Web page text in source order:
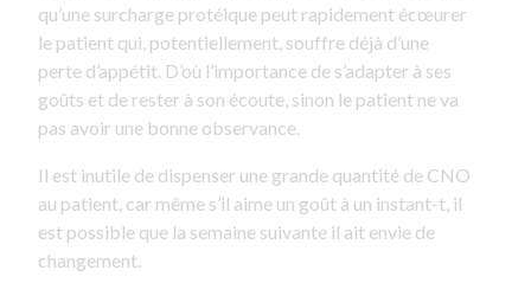
qu’une surcharge protéique peut rapidement écœurer
le patient qui, potentiellement, souffre déjà d’une
perte d’appétit. D’où l’importance de s’adapter à ses
goûts et de rester à son écoute, sinon le patient ne va
pas avoir une bonne observance.
Il est inutile de dispenser une grande quantité de CNO
au patient, car même s’il aime un goût à un instant-t, il
est possible que la semaine suivante il ait envie de
changement.